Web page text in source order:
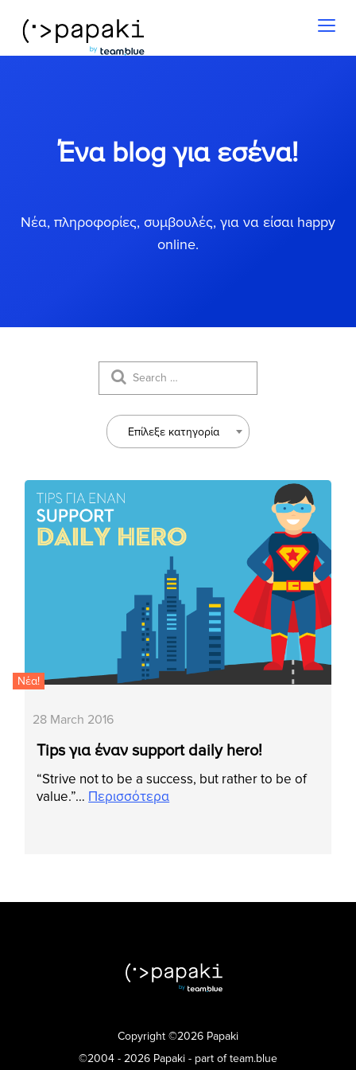
Ένα blog για εσένα!
Νέα, πληροφορίες, συμβουλές, για να είσαι happy
online.
Επίλεξε κατηγορία
Νέα!
28 March 2016
Tips για έναν support daily hero!
“Strive not to be a success, but rather to be of
value.”… Περισσότερα
Copyright ©2026 Papaki
©2004 - 2026 Papaki - part of team.blue